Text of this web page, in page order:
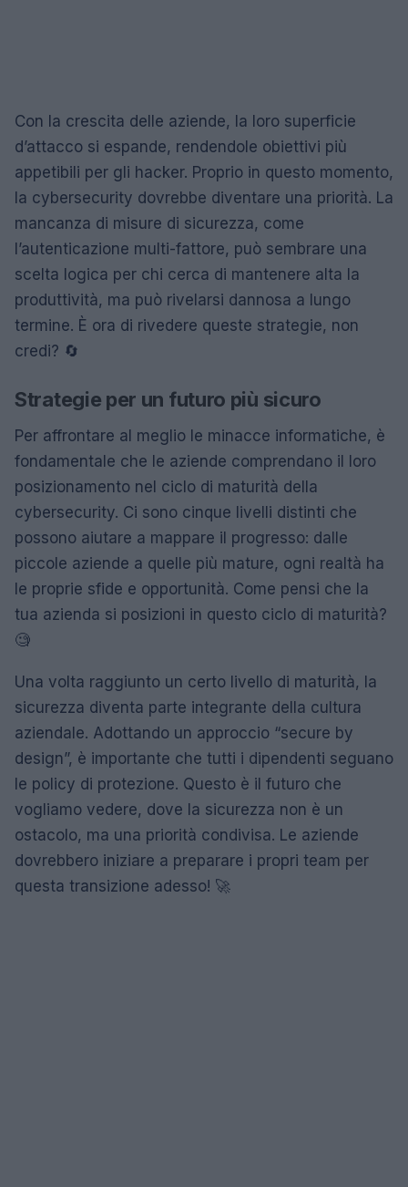
Con la crescita delle aziende, la loro superficie
d’attacco si espande, rendendole obiettivi più
appetibili per gli hacker. Proprio in questo momento,
la cybersecurity dovrebbe diventare una priorità. La
mancanza di misure di sicurezza, come
l’autenticazione multi-fattore, può sembrare una
scelta logica per chi cerca di mantenere alta la
produttività, ma può rivelarsi dannosa a lungo
termine. È ora di rivedere queste strategie, non
credi? 🔄
Strategie per un futuro più sicuro
Per affrontare al meglio le minacce informatiche, è
fondamentale che le aziende comprendano il loro
posizionamento nel ciclo di maturità della
cybersecurity. Ci sono cinque livelli distinti che
possono aiutare a mappare il progresso: dalle
piccole aziende a quelle più mature, ogni realtà ha
le proprie sfide e opportunità. Come pensi che la
tua azienda si posizioni in questo ciclo di maturità?
🧐
Una volta raggiunto un certo livello di maturità, la
sicurezza diventa parte integrante della cultura
aziendale. Adottando un approccio “secure by
design”, è importante che tutti i dipendenti seguano
le policy di protezione. Questo è il futuro che
vogliamo vedere, dove la sicurezza non è un
ostacolo, ma una priorità condivisa. Le aziende
dovrebbero iniziare a preparare i propri team per
questa transizione adesso! 🚀